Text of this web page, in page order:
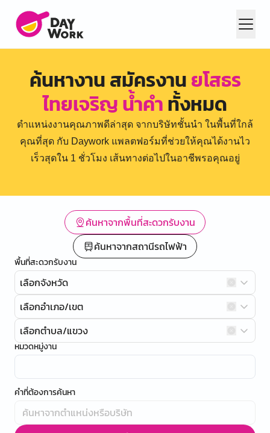
ค้นหางาน สมัครงานยโสธร
ไทยเจริญ น้ำคำทั้งหมด
ตำแหน่งงานคุณภาพดีล่าสุด จากบริษัทชั้นนำ ในพื้นที่ใกล้
คุณที่สุด กับ Daywork แพลตฟอร์มที่ช่วยให้คุณได้งานไว
เร็วสุดใน 1 ชั่วโมง เส้นทางต่อไปในอาชีพรอคุณอยู่
ค้นหาจากพื้นที่สะดวกรับงาน
ค้นหาจากสถานีรถไฟฟ้า
พื้นที่สะดวกรับงาน
เลือกจังหวัด
เลือกอำเภอ/เขต
เลือกตำบล/แขวง
หมวดหมู่งาน
คำที่ต้องการค้นหา